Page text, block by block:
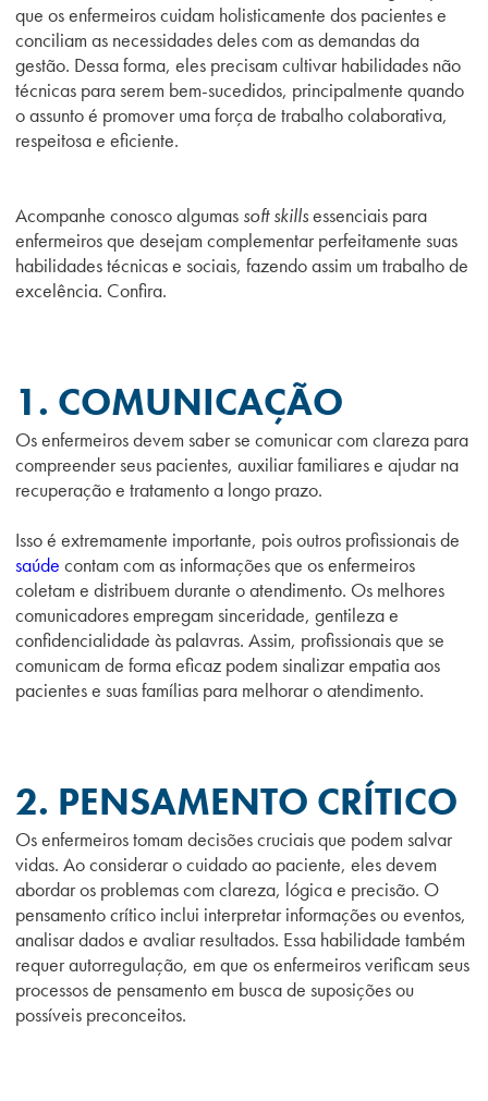
que os enfermeiros cuidam holisticamente dos pacientes e
conciliam as necessidades deles com as demandas da
gestão. Dessa forma, eles precisam cultivar habilidades não
técnicas para serem bem-sucedidos, principalmente quando
o assunto é promover uma força de trabalho colaborativa,
respeitosa e eficiente.
Acompanhe conosco algumas soft skillsessenciais para
enfermeiros que desejam complementar perfeitamente suas
habilidades técnicas e sociais, fazendo assim um trabalho de
excelência. Confira.
1. COMUNICAÇÃO
Os enfermeiros devem saber se comunicar com clareza para
compreender seus pacientes, auxiliar familiares e ajudar na
recuperação e tratamento a longo prazo.
Isso é extremamente importante, pois outros profissionais de
saúde contam com as informações que os enfermeiros
coletam e distribuem durante o atendimento. Os melhores
comunicadores empregam sinceridade, gentileza e
confidencialidade às palavras. Assim, profissionais que se
comunicam de forma eficaz podem sinalizar empatia aos
pacientes e suas famílias para melhorar o atendimento.
2. PENSAMENTO CRÍTICO
Os enfermeiros tomam decisões cruciais que podem salvar
vidas. Ao considerar o cuidado ao paciente, eles devem
abordar os problemas com clareza, lógica e precisão. O
pensamento crítico inclui interpretar informações ou eventos,
analisar dados e avaliar resultados. Essa habilidade também
requer autorregulação, em que os enfermeiros verificam seus
processos de pensamento em busca de suposições ou
possíveis preconceitos.